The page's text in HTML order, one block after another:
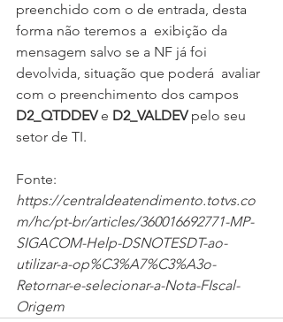
preenchido com o de entrada, desta
forma não teremos a  exibição da
mensagem salvo se a NF já foi
devolvida, situação que poderá  avaliar
com o preenchimento dos campos
D2_QTDDEV e D2_VALDEV pelo seu
setor de TI.
Fonte:
https://centraldeatendimento.totvs.co
m/hc/pt-br/articles/360016692771-MP-
SIGACOM-Help-DSNOTESDT-ao-
utilizar-a-op%C3%A7%C3%A3o-
Retornar-e-selecionar-a-Nota-FIscal-
Origem